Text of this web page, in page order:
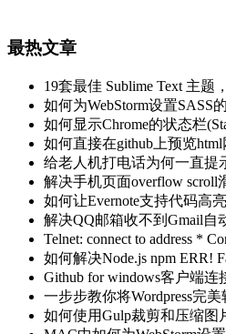
最热文章
19套最佳 Sublime Text 主题
如何为WebStorm设置SASS
如何显示Chrome的状态栏
如何直接在github上预览
给老人机打电话为何一直提
解决手机页面overflow scroll
如何让Evernote支持代码高亮
解决QQ邮箱收不到Gmail自
Telnet: connect to address *
如何解决Node.js npm ERR!
Github for windows客户端连
一步步教你将Wordpress完美
如何使用Gulp裁剪和压缩图